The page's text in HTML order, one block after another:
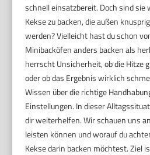
schnell einsatzbereit. Doch sind sie
Kekse zu backen, die außen
werden? Vielleicht hast du schon
Minibacköfen anders backen als
herrscht Unsicherheit, ob die Hitze
oder ob das Ergebnis wirklich
Wissen über die richtige
Einstellungen. In dieser
dir weiterhelfen. Wir schauen uns
leisten können und worauf du
Kekse darin backen möchtest. Ziel